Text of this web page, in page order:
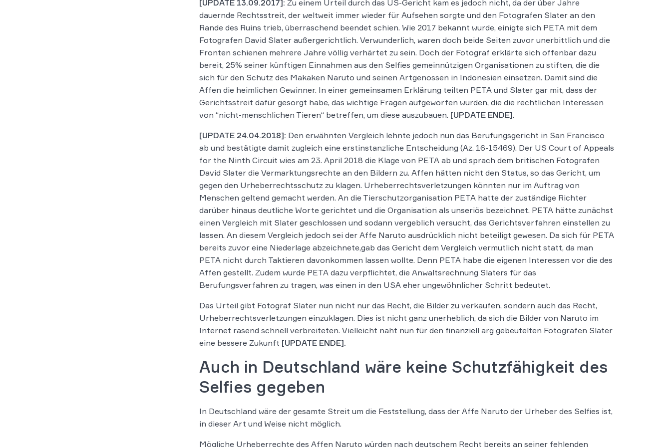
[UPDATE 13.09.2017]: Zu einem Urteil durch das US-Gericht kam es jedoch nicht, da der über Jahre
dauernde Rechtsstreit, der weltweit immer wieder für Aufsehen sorgte und den Fotografen Slater an den
Rande des Ruins trieb, überraschend beendet schien. Wie 2017 bekannt wurde, einigte sich PETA mit dem
Fotografen David Slater außergerichtlich. Verwunderlich, waren doch beide Seiten zuvor unerbittlich und die
Fronten schienen mehrere Jahre völlig verhärtet zu sein. Doch der Fotograf erklärte sich offenbar dazu
bereit, 25% seiner künftigen Einnahmen aus den Selfies gemeinnützigen Organisationen zu stiften, die die
sich für den Schutz des Makaken Naruto und seinen Artgenossen in Indonesien einsetzen. Damit sind die
Affen die heimlichen Gewinner. In einer gemeinsamen Erklärung teilten PETA und Slater gar mit, dass der
Gerichtsstreit dafür gesorgt habe, das wichtige Fragen aufgeworfen wurden, die die rechtlichen Interessen
von “nicht-menschlichen Tieren“ betreffen, um diese auszubauen. [UPDATE ENDE].
[UPDATE 24.04.2018]: Den erwähnten Vergleich lehnte jedoch nun das Berufungsgericht in San Francisco
ab und bestätigte damit zugleich eine erstinstanzliche Entscheidung (Az. 16-15469). Der US Court of Appeals
for the Ninth Circuit wies am 23. April 2018 die Klage von PETA ab und sprach dem britischen Fotografen
David Slater die Vermarktungsrechte an den Bildern zu. Affen hätten nicht den Status, so das Gericht, um
gegen den Urheberrechtsschutz zu klagen. Urheberrechtsverletzungen könnten nur im Auftrag von
Menschen geltend gemacht werden. An die Tierschutzorganisation PETA hatte der zuständige Richter
darüber hinaus deutliche Worte gerichtet und die Organisation als unseriös bezeichnet. PETA hätte zunächst
einen Vergleich mit Slater geschlossen und sodann vergeblich versucht, das Gerichtsverfahren einstellen zu
lassen. An diesem Vergleich jedoch sei der Affe Naruto ausdrücklich nicht beteiligt gewesen. Da sich für PETA
bereits zuvor eine Niederlage abzeichnete,gab das Gericht dem Vergleich vermutlich nicht statt, da man
PETA nicht durch Taktieren davonkommen lassen wollte. Denn PETA habe die eigenen Interessen vor die des
Affen gestellt. Zudem wurde PETA dazu verpflichtet, die Anwaltsrechnung Slaters für das
Berufungsverfahren zu tragen, was einen in den USA eher ungewöhnlicher Schritt bedeutet.
Das Urteil gibt Fotograf Slater nun nicht nur das Recht, die Bilder zu verkaufen, sondern auch das Recht,
Urheberrechtsverletzungen einzuklagen. Dies ist nicht ganz unerheblich, da sich die Bilder von Naruto im
Internet rasend schnell verbreiteten. Vielleicht naht nun für den finanziell arg gebeutelten Fotografen Slater
eine bessere Zukunft [UPDATE ENDE].
Auch in Deutschland wäre keine Schutzfähigkeit des
Selfies gegeben
In Deutschland wäre der gesamte Streit um die Feststellung, dass der Affe Naruto der Urheber des Selfies ist,
in dieser Art und Weise nicht möglich.
Mögliche Urheberrechte des Affen Naruto würden nach deutschem Recht bereits an seiner fehlenden